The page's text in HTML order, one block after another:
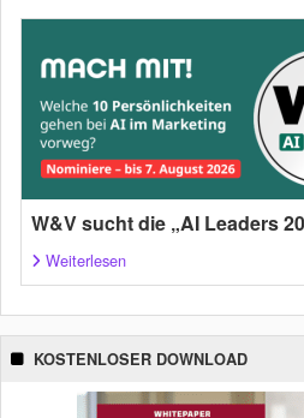
W&V sucht die „AI Leaders
Weiterlesen
KOSTENLOSER DOWNLOAD